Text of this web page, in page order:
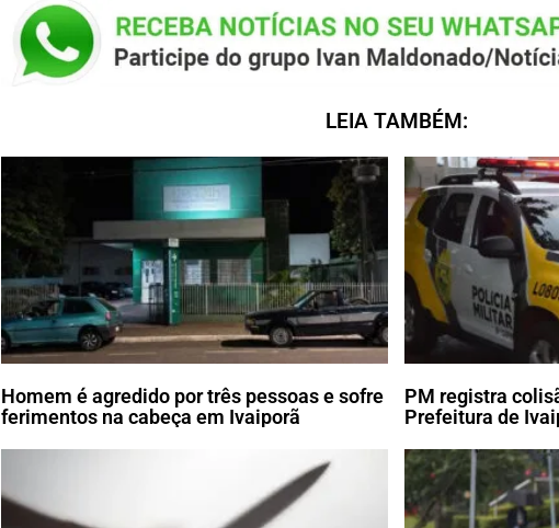
LEIA TAMBÉM:
Homem é agredido por três pessoas e sofre
ferimentos na cabeça em Ivaiporã
PM registra
Prefeitura de